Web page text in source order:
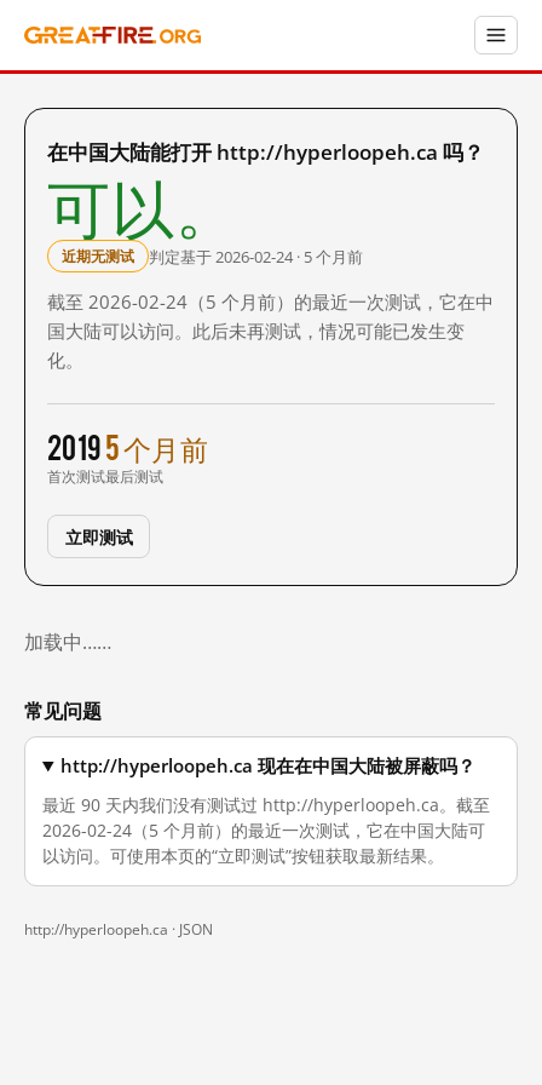
在中国大陆能打开 http://hyperloopeh.ca 吗？
可以。
近期无测试 判定基于 2026-02-24 · 5 个月前
截至 2026-02-24（5 个月前）的最近一次测试，它在中
国大陆可以访问。此后未再测试，情况可能已发生变
化。
2019
首次测试
5 个月前
最后测试
立即测试
加载中……
常见问题
http://hyperloopeh.ca 现在在中国大陆被屏蔽吗？
最近 90 天内我们没有测试过 http://hyperloopeh.ca。截至
2026-02-24（5 个月前）的最近一次测试，它在中国大陆可
以访问。可使用本页的“立即测试”按钮获取最新结果。
http://hyperloopeh.ca · JSON